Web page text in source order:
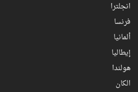
انجلترا
فرنسا
ألمانيا
إيطاليا
هولندا
الكان